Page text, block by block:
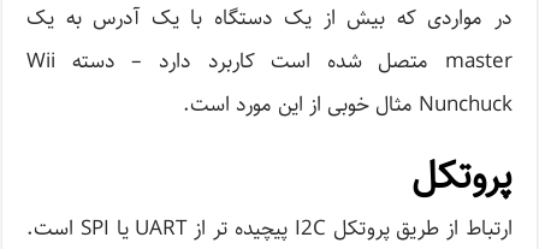
در مواردی که بیش از یک دستگاه با یک آدرس به یک
master متصل شده است کاربرد دارد – دسته Wii
Nunchuck مثال خوبی از این مورد است.
پروتکل
ارتباط از طریق پروتکل I2C پیچیده تر از UART یا SPI است.